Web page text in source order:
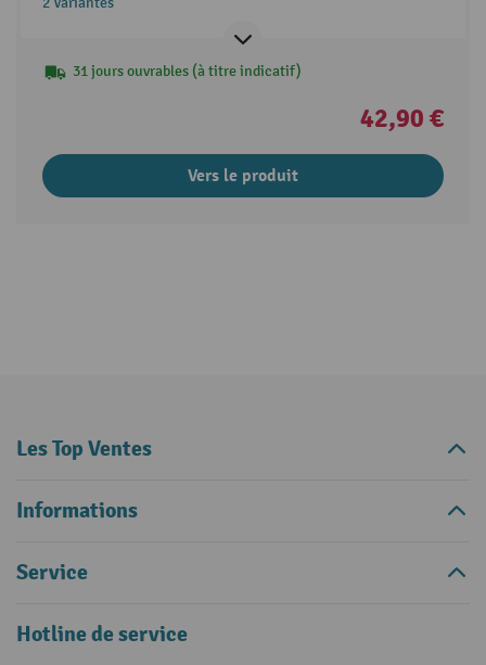
31 jours ouvrables (à titre indicatif)
42,90 €
Vers le produit
Les Top Ventes
Informations
Service
Hotline de service